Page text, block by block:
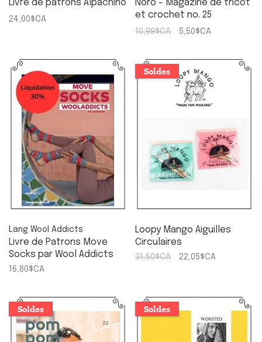
Livre de patrons Alpachino
Merino
24,00$CA
Noro - Magazine de tricot
et crochet no. 25
Automne-Hiver 2024-2025
10,99$CA 5,50$CA
Lang Wool Addicts
Livre de Patrons Move
Socks par Wool Addicts
16,80$CA
Soldes
Loopy Mango Aiguilles
Circulaires
31,50$CA 22,05$CA
Soldes Soldes